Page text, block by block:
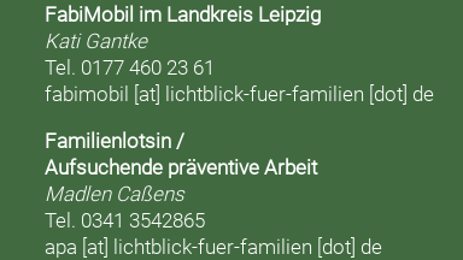
FabiMobil im Landkreis Leipzig
Kati Gantke
Tel. 0177 460 23 61
fabimobil [at] lichtblick-fuer-familien [dot] de
Familienlotsin /
Aufsuchende präventive Arbeit
Madlen Caßens
Tel. 0341 3542865
apa [at] lichtblick-fuer-familien [dot] de